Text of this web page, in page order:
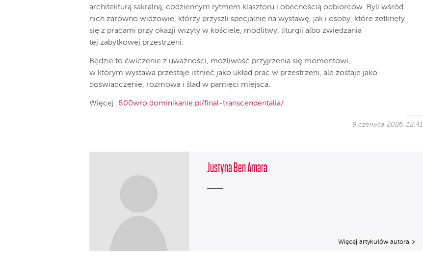
architekturą sakralną, codziennym rytmem klasztoru i obecnością odbiorców. Byli wśród
nich zarówno widzowie, którzy przyszli specjalnie na wystawę, jak i osoby, które zetknęły
się z pracami przy okazji wizyty w kościele, modlitwy, liturgii albo zwiedzania
tej zabytkowej przestrzeni.
Będzie to ćwiczenie z uważności, możliwość przyjrzenia się momentowi,
w którym wystawa przestaje istnieć jako układ prac w przestrzeni, ale zostaje jako
doświadczenie, rozmowa i ślad w pamięci miejsca.
Więcej: 800wro.dominikanie.pl/final-transcendentalia/
9 czerwca 2026, 12:41
Justyna Ben Amara
Więcej artykułów autora